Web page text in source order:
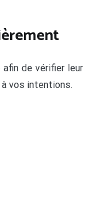
de vérifier leur
vos intentions.